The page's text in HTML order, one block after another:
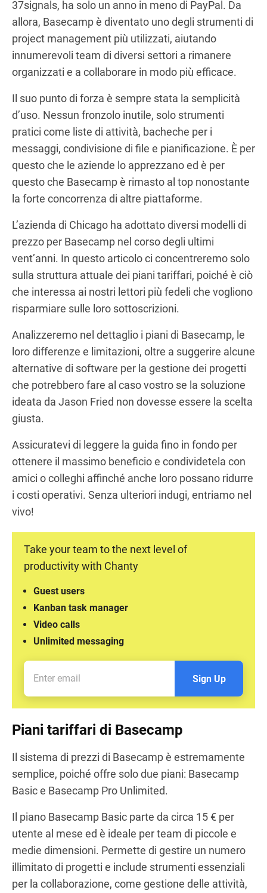
37signals, ha solo un anno in meno di PayPal. Da
allora, Basecamp è diventato uno degli strumenti di
project management più utilizzati, aiutando
innumerevoli team di diversi settori a rimanere
organizzati e a collaborare in modo più efficace.
Il suo punto di forza è sempre stata la semplicità
d’uso. Nessun fronzolo inutile, solo strumenti
pratici come liste di attività, bacheche per i
messaggi, condivisione di file e pianificazione. È per
questo che le aziende lo apprezzano ed è per
questo che Basecamp è rimasto al top nonostante
la forte concorrenza di altre piattaforme.
L’azienda di Chicago ha adottato diversi modelli di
prezzo per Basecamp nel corso degli ultimi
vent’anni. In questo articolo ci concentreremo solo
sulla struttura attuale dei piani tariffari, poiché è ciò
che interessa ai nostri lettori più fedeli che vogliono
risparmiare sulle loro sottoscrizioni.
Analizzeremo nel dettaglio i piani di Basecamp, le
loro differenze e limitazioni, oltre a suggerire alcune
alternative di software per la gestione dei progetti
che potrebbero fare al caso vostro se la soluzione
ideata da Jason Fried non dovesse essere la scelta
giusta.
Assicuratevi di leggere la guida fino in fondo per
ottenere il massimo beneficio e condividetela con
amici o colleghi affinché anche loro possano ridurre
i costi operativi. Senza ulteriori indugi, entriamo nel
vivo!
Take your team to the next level of
productivity with Chanty
Unlimited messaging
Video calls
Kanban task manager
Guest users
Sign Up
Piani tariffari di Basecamp
Il sistema di prezzi di Basecamp è estremamente
semplice, poiché offre solo due piani: Basecamp
Basic e Basecamp Pro Unlimited.
Il piano Basecamp Basic parte da circa 15 € per
utente al mese ed è ideale per team di piccole e
medie dimensioni. Permette di gestire un numero
illimitato di progetti e include strumenti essenziali
per la collaborazione, come gestione delle attività,